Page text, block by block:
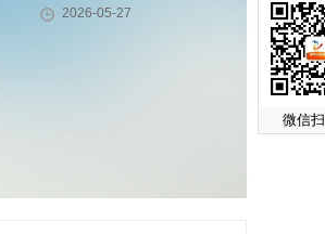
2026-05-27
微信